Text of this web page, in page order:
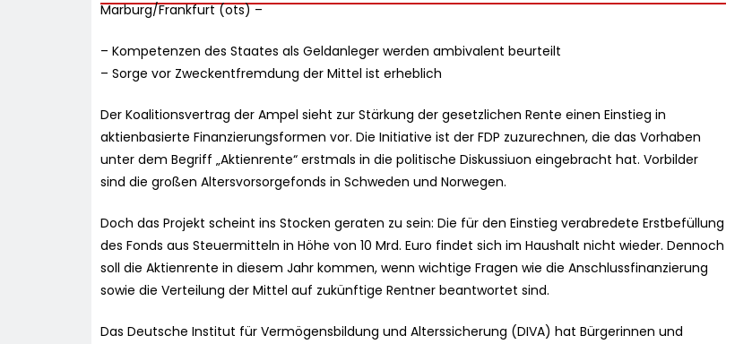
Marburg/Frankfurt (ots) –
– Kompetenzen des Staates als Geldanleger werden ambivalent beurteilt
– Sorge vor Zweckentfremdung der Mittel ist erheblich
Der Koalitionsvertrag der Ampel sieht zur Stärkung der gesetzlichen Rente einen Einstieg in
aktienbasierte Finanzierungsformen vor. Die Initiative ist der FDP zuzurechnen, die das Vorhaben
unter dem Begriff „Aktienrente“ erstmals in die politische Diskussiuon eingebracht hat. Vorbilder
sind die großen Altersvorsorgefonds in Schweden und Norwegen.
Doch das Projekt scheint ins Stocken geraten zu sein: Die für den Einstieg verabredete Erstbefüllung
des Fonds aus Steuermitteln in Höhe von 10 Mrd. Euro findet sich im Haushalt nicht wieder. Dennoch
soll die Aktienrente in diesem Jahr kommen, wenn wichtige Fragen wie die Anschlussfinanzierung
sowie die Verteilung der Mittel auf zukünftige Rentner beantwortet sind.
Das Deutsche Institut für Vermögensbildung und Alterssicherung (DIVA) hat Bürgerinnen und